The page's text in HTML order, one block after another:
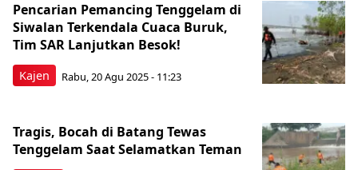
Kajen
Pencarian Pemancing Tenggelam di
Siwalan Terkendala Cuaca Buruk,
Tim SAR Lanjutkan Besok!
Rabu, 20 Agu 2025 - 11:23
Tragis, Bocah di Batang Tewas
Tenggelam Saat Selamatkan Teman